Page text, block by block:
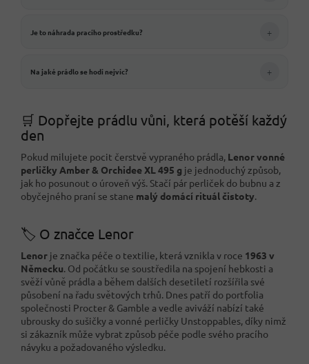
Je to náhrada pracího prostředku? +
Na jaké prádlo se hodí nejvíc? +
🛒 Dopřejte prádlu vůni, která potěší každý
den
Pokud milujete pocit čerstvě vypraného prádla, Lenor vonné
perličky Amber & Orchidee XL 495 g je jednoduchý způsob,
jak ho posunout o úroveň výš. Stačí pár perliček do bubnu a z
obyčejného praní se stane malý domácí rituál čistoty.
🏷️ O značce Lenor
Lenor je značka péče o textilie, která vznikla v roce 1963 v
Německu. Od počátku se soustředila na spojení hebkosti a
svěží vůně prádla a během dalších desetiletí rozšířila své
působení na řadu světových trhů. Dnes patří do portfolia
společnosti Procter & Gamble a vedle aviváží nabízí také
ubrousky do sušičky a vonné perličky Unstoppables, díky nimž
si zákazník může vybrat způsob péče podle svého pracího
návyku a požadovaného výsledku.